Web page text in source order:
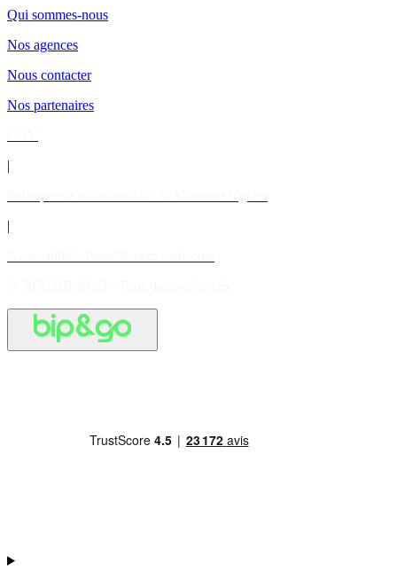
Qui sommes-nous
Nos agences
Nous contacter
Nos partenaires
|
|